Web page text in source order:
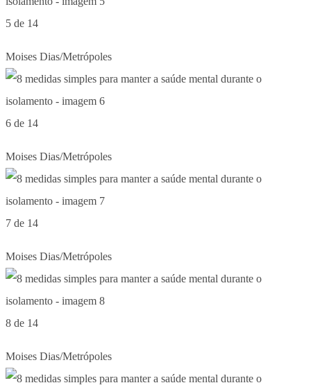
5 de 14
Moises Dias/Metrópoles
6 de 14
Moises Dias/Metrópoles
7 de 14
Moises Dias/Metrópoles
8 de 14
Moises Dias/Metrópoles